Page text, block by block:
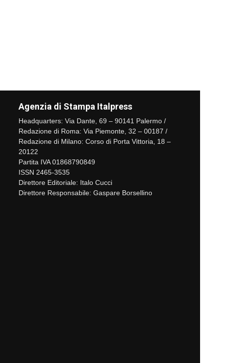
Agenzia di Stampa Italpress
Headquarters: Via Dante, 69 – 90141 Palermo /
Redazione di Roma: Via Piemonte, 32 – 00187 /
Redazione di Milano: Corso di Porta Vittoria, 18 –
20122
Partita IVA 01868790849
ISSN 2465-3535
Direttore Editoriale: Italo Cucci
Direttore Responsabile: Gaspare Borsellino